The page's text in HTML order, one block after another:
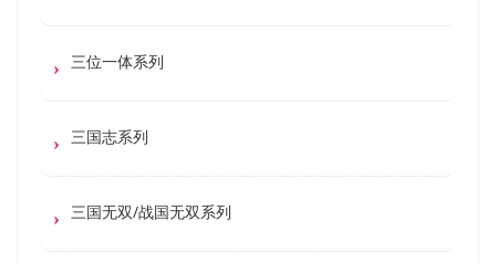
三位一体系列
三国志系列
三国无双/战国无双系列